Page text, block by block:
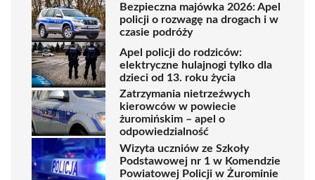
Bezpieczna majówka 2026: Apel
policji o rozwagę na drogach i w
czasie podróży
Apel policji do rodziców:
elektryczne hulajnogi tylko dla
dzieci od 13. roku życia
Zatrzymania nietrzeźwych
kierowców w powiecie
żuromińskim – apel o
odpowiedzialność
Wizyta uczniów ze Szkoły
Podstawowej nr 1 w Komendzie
Powiatowej Policji w Żurominie